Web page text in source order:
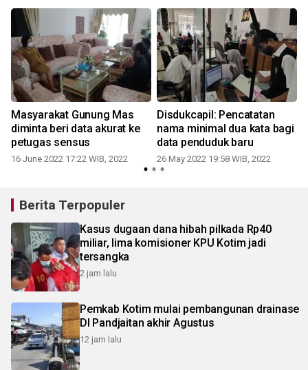
Masyarakat Gunung Mas
diminta beri data akurat ke
petugas sensus
16 June 2022 17:22 WIB, 2022
Disdukcapil: Pencatatan
nama minimal dua kata bagi
data penduduk baru
26 May 2022 19:58 WIB, 2022
Berita Terpopuler
Kasus dugaan dana hibah pilkada Rp40
miliar, lima komisioner KPU Kotim jadi
tersangka
2 jam lalu
Pemkab Kotim mulai pembangunan drainase
DI Pandjaitan akhir Agustus
12 jam lalu